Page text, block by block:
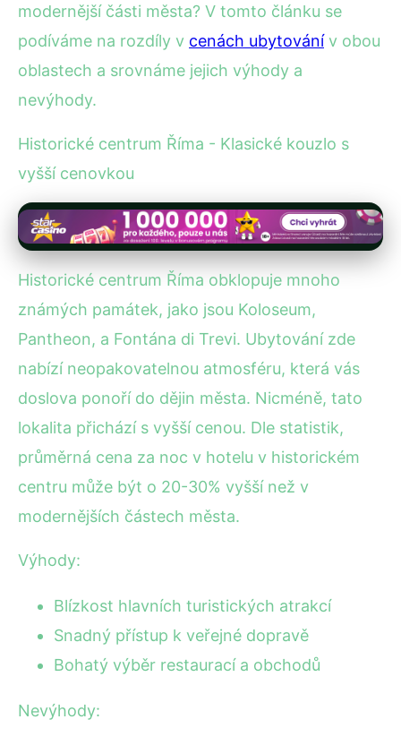
modernější části města? V tomto článku se
podíváme na rozdíly v cenách ubytovánív obou
oblastech a srovnáme jejich výhody a
nevýhody.
Historické centrum Říma - Klasické kouzlo s
vyšší cenovkou
Historické centrum Říma obklopuje mnoho
známých památek, jako jsou Koloseum,
Pantheon, a Fontána di Trevi. Ubytování zde
nabízí neopakovatelnou atmosféru, která vás
doslova ponoří do dějin města. Nicméně, tato
lokalita přichází s vyšší cenou. Dle statistik,
průměrná cena za noc v hotelu v historickém
centru může být o 20-30% vyšší než v
modernějších částech města.
Výhody:
Blízkost hlavních turistických atrakcí
Snadný přístup k veřejné dopravě
Bohatý výběr restaurací a obchodů
Nevýhody: